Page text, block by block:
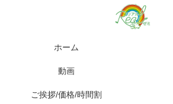
ホーム
動画
ご挨拶/価格/時間割